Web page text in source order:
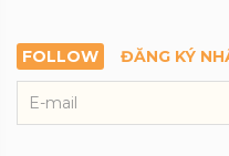
FOLLOW ĐĂNG KÝ